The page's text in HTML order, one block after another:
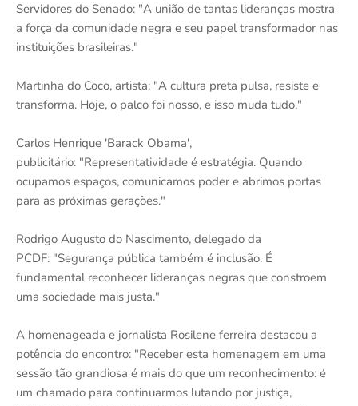
Servidores do Senado: "A união de tantas lideranças mostra
a força da comunidade negra e seu papel transformador nas
instituições brasileiras."
Martinha do Coco, artista: "A cultura preta pulsa, resiste e
transforma. Hoje, o palco foi nosso, e isso muda tudo."
Carlos Henrique 'Barack Obama',
publicitário: "Representatividade é estratégia. Quando
ocupamos espaços, comunicamos poder e abrimos portas
para as próximas gerações."
Rodrigo Augusto do Nascimento, delegado da
PCDF: "Segurança pública também é inclusão. É
fundamental reconhecer lideranças negras que constroem
uma sociedade mais justa."
A homenageada e jornalista Rosilene ferreira destacou a
potência do encontro: "Receber esta homenagem em uma
sessão tão grandiosa é mais do que um reconhecimento: é
um chamado para continuarmos lutando por justiça,